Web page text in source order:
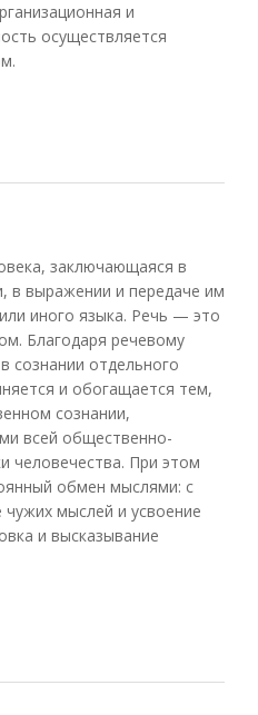
и
осуществляется
заключающаяся в
в выражении и передаче им
иного языка. Речь — это
Благодаря речевому
отдельного
и обогащается тем,
сознании,
всей общественно-
человечества. При этом
обмен мыслями: с
мыслей и усвоение
и высказывание